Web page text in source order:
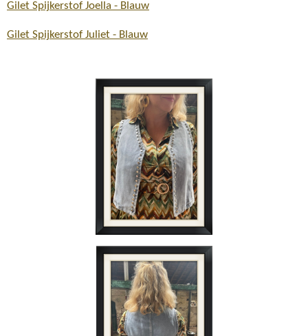
Gilet Spijkerstof Joella - Blauw
Gilet Spijkerstof Juliet - Blauw